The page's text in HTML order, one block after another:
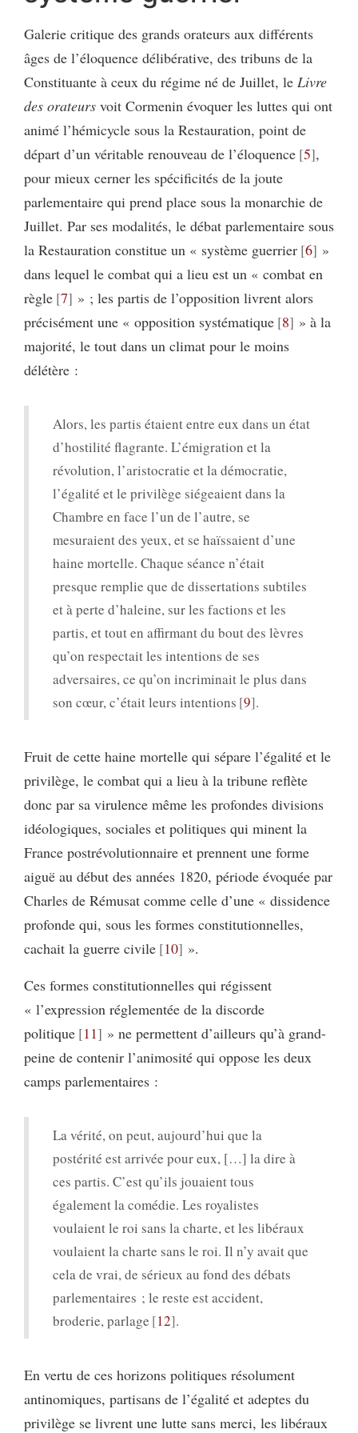
Galerie critique des grands orateurs aux différents
âges de l’éloquence délibérative, des tribuns de la
Constituante à ceux du régime né de Juillet, le Livre
des orateurs voit Cormenin évoquer les luttes qui ont
animé l’hémicycle sous la Restauration, point de
départ d’un véritable renouveau de l’éloquence 5 ,
pour mieux cerner les spécificités de la joute
parlementaire qui prend place sous la monarchie de
Juillet. Par ses modalités, le débat parlementaire sous
la Restauration constitue un « système guerrier 6 »
dans lequel le combat qui a lieu est un « combat en
règle 7 » ; les partis de l’opposition livrent alors
précisément une « opposition systématique 8 » à la
majorité, le tout dans un climat pour le moins
délétère :
Alors, les partis étaient entre eux dans un état
d’hostilité flagrante. L’émigration et la
révolution, l’aristocratie et la démocratie,
l’égalité et le privilège siégeaient dans la
Chambre en face l’un de l’autre, se
mesuraient des yeux, et se haïssaient d’une
haine mortelle. Chaque séance n’était
presque remplie que de dissertations subtiles
et à perte d’haleine, sur les factions et les
partis, et tout en affirmant du bout des lèvres
qu’on respectait les intentions de ses
adversaires, ce qu’on incriminait le plus dans
son cœur, c’était leurs intentions 9 .
Fruit de cette haine mortelle qui sépare l’égalité et le
privilège, le combat qui a lieu à la tribune reflète
donc par sa virulence même les profondes divisions
idéologiques, sociales et politiques qui minent la
France postrévolutionnaire et prennent une forme
aiguë au début des années 1820, période évoquée par
Charles de Rémusat comme celle d’une « dissidence
profonde qui, sous les formes constitutionnelles,
cachait la guerre civile 10 ».
Ces formes constitutionnelles qui régissent
« l’expression réglementée de la discorde
politique 11
» ne permettent d’ailleurs qu’à grand-
peine de contenir l’animosité qui oppose les deux
camps parlementaires :
La vérité, on peut, aujourd’hui que la
postérité est arrivée pour eux, […] la dire à
ces partis. C’est qu’ils jouaient tous
également la comédie. Les royalistes
voulaient le roi sans la charte, et les libéraux
voulaient la charte sans le roi. Il n’y avait que
cela de vrai, de sérieux au fond des débats
parlementaires ; le reste est accident,
broderie, parlage 12 .
En vertu de ces horizons politiques résolument
antinomiques, partisans de l’égalité et adeptes du
privilège se livrent une lutte sans merci, les libéraux